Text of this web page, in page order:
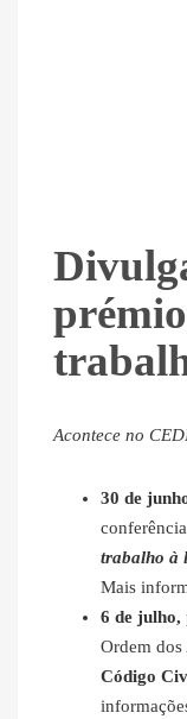
Acontece no
30 de
conferência
trabalho à
Mais
6 de julho,
Ordem
Código